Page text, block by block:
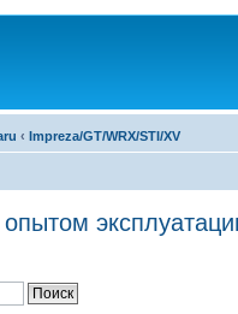
‹ Impreza/GT/WRX/STI/XV